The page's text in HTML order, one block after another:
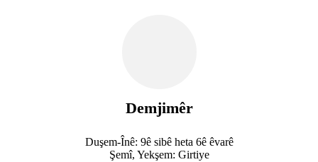
Demjimêr
Duşem-Înê: 9ê sibê heta 6ê êvarê
Şemî, Yekşem: Girtiye